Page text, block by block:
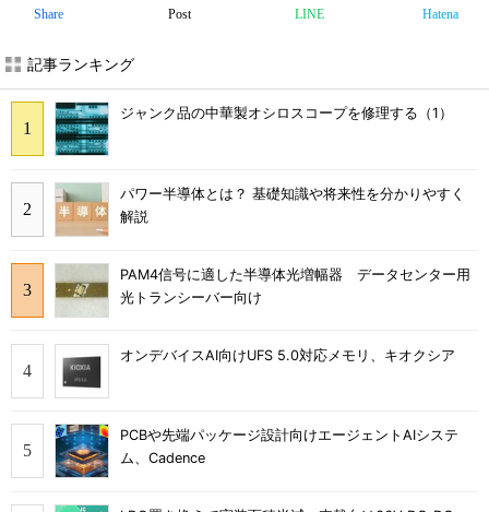
Share Post LINE Hatena
記事ランキング
ジャンク品の中華製オシロスコープを修理する（1）
パワー半導体とは？ 基礎知識や将来性を分かりやすく
解説
PAM4信号に適した半導体光増幅器 データセンター用
光トランシーバー向け
オンデバイスAI向けUFS 5.0対応メモリ、キオクシア
PCBや先端パッケージ設計向けエージェントAIシステ
ム、Cadence